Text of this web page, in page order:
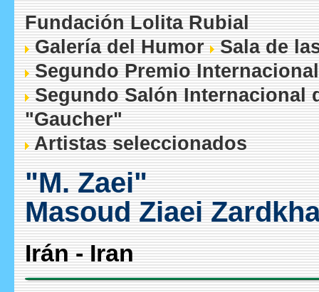
Fundación Lolita Rubial
Galería del Humor
Sala de
Segundo Premio
Segundo Salón Internacional
"Gaucher"
Artistas seleccionados
"M. Zaei"
Masoud Ziaei
Irán - Iran